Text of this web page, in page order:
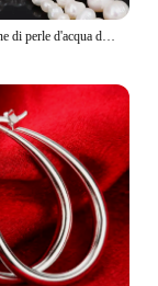
1 per confezione di perle d'acqua dolce naturali con perline sfuse fatte a mano fai-da-te di forma barocca irregolare con fori laterali lisci su entrambi i lati